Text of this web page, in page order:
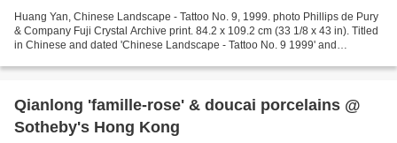
Huang Yan, Chinese Landscape - Tattoo No. 9, 1999. photo Phillips de Pury
& Company Fuji Crystal Archive print. 84.2 x 109.2 cm (33 1/8 x 43 in). Titled
in Chinese and dated 'Chinese Landscape - Tattoo No. 9 1999' and
Qianlong 'famille-rose' & doucai porcelains @
Sotheby's Hong Kong